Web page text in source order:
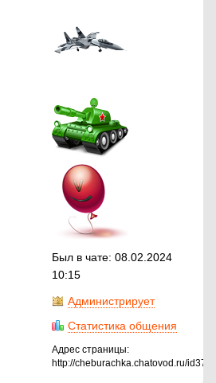
Был в чате: 08.02.2024
10:15
Администрирует
Статистика общения
Адрес страницы:
http://cheburachka.chatovod.ru/